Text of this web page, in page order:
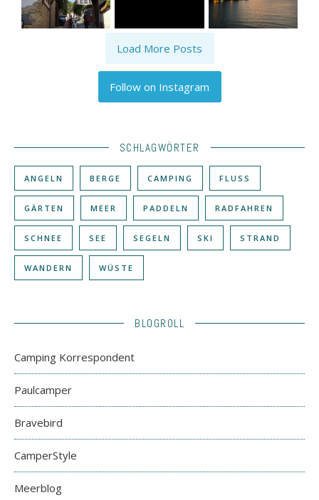
Load More Posts
Follow on Instagram
SCHLAGWÖRTER
ANGELN BERGE CAMPING FLUSS
GÄRTEN MEER PADDELN RADFAHREN
SCHNEE SEE SEGELN SKI STRAND
WANDERN WÜSTE
BLOGROLL
Camping Korrespondent
Paulcamper
Bravebird
CamperStyle
Meerblog